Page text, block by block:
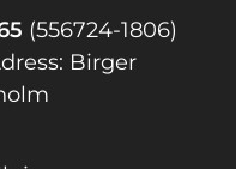
(556724-1806)
Birger